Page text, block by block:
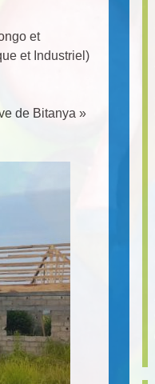
et
et Industriel)
de Bitanya »